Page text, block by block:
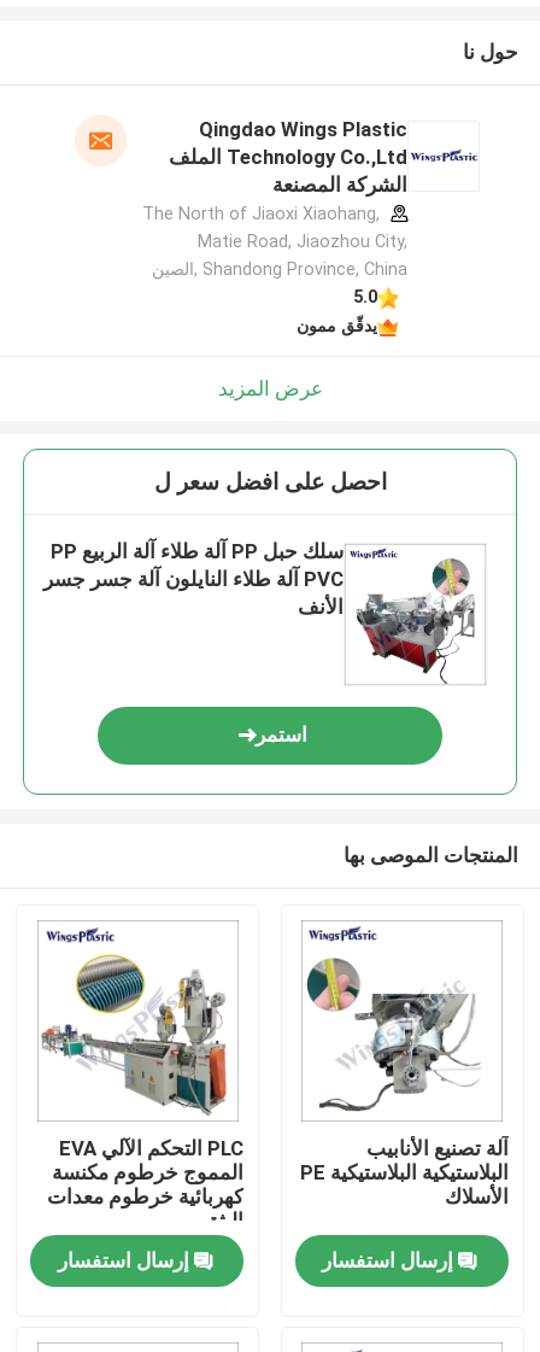
حول نا
Qingdao Wings Plastic
Technology Co.,Ltd الملف
الشركة المصنعة
The North of Jiaoxi Xiaohang,
Matie Road, Jiaozhou City,
Shandong Province, China ,الصين
5.0
يدقّق ممون
عرض المزيد
احصل على افضل سعر ل
سلك حبل PP آلة طلاء آلة الربيع PP
PVC آلة طلاء النايلون آلة جسر جسر
الأنف
استمر
المنتجات الموصى بها
آلة تصنيع الأنابيب
البلاستيكية البلاستيكية PE
الأسلاك
إرسال استفسار
PLC التحكم الآلي EVA
المموج خرطوم مكنسة
كهربائية خرطوم معدات
البثق
إرسال استفسار